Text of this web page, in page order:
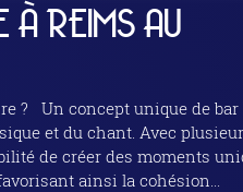
À REIMS AU
bien
et du chant. Avec
de créer des moments
ainsi la cohésion...